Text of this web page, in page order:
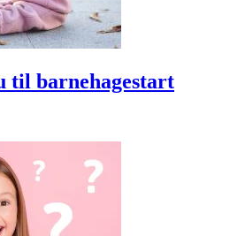
til barnehagestart